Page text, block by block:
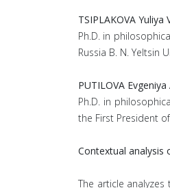
TSIPLAKOVA Yuliya
Ph.D. in
Russia B. N. Yeltsin
PUTILOVA
Ph.D. in
the First President
Contextual
The article